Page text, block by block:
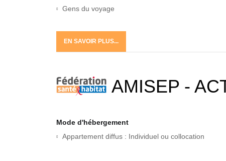
Gens du voyage
EN SAVOIR PLUS...
AMISEP -
Mode d'hébergement
Appartement diffus : Individuel ou collocation